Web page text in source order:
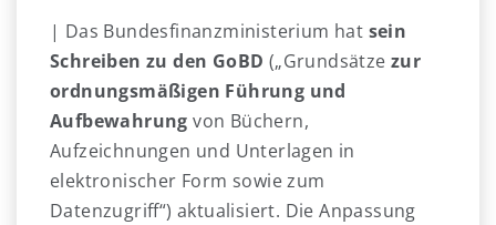
| Das Bundesfinanzministerium hat sein
Schreiben zu den GoBD („Grundsätzezur
ordnungsmäßigen Führung und
Aufbewahrung von Büchern,
Aufzeichnungen und Unterlagen in
elektronischer Form sowie zum
Datenzugriff“) aktualisiert. Die Anpassung